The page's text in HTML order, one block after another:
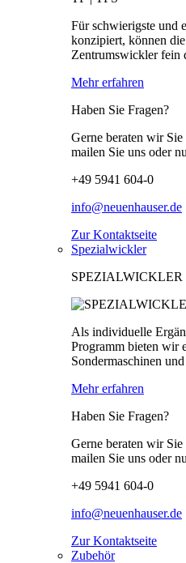
Für schwierigste und
konzipiert, können
Zentrumswickler fein
Mehr erfahren
Haben Sie Fragen?
Gerne beraten wir
mailen Sie uns oder
+49 5941 604-0
info@neuenhauser.de
Zur Kontaktseite
Spezialwickler
SPEZIALWICKLER
Als individuelle
Programm bieten wir
Sondermaschinen
Mehr erfahren
Haben Sie Fragen?
Gerne beraten wir
mailen Sie uns oder
+49 5941 604-0
info@neuenhauser.de
Zur Kontaktseite
Zubehör